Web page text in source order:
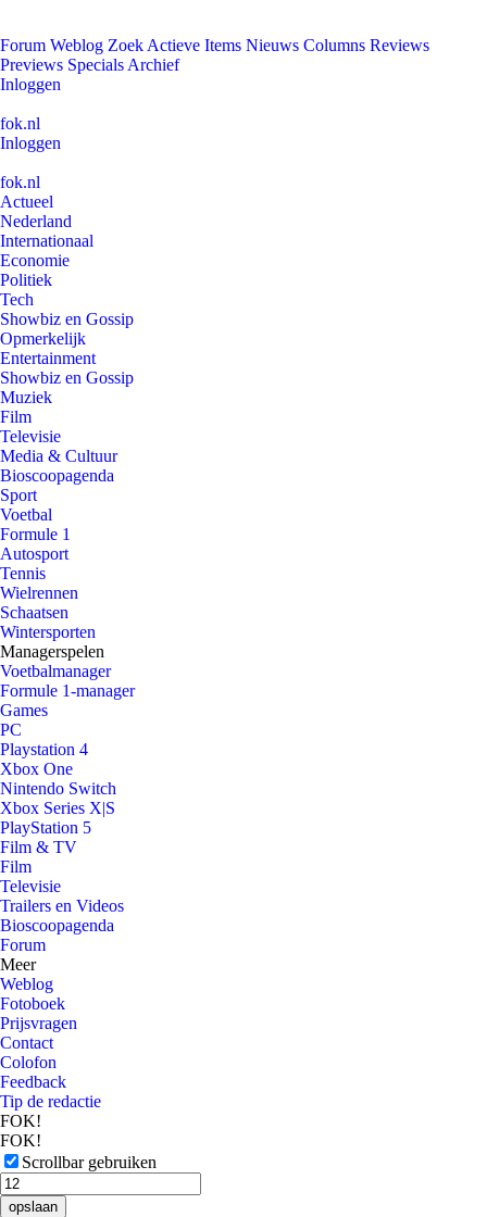
Forum Weblog Zoek Actieve Items Nieuws Columns Reviews
Previews Specials Archief
Inloggen
fok.nl
Inloggen
fok.nl
Actueel
Nederland
Internationaal
Economie
Politiek
Tech
Showbiz en Gossip
Opmerkelijk
Entertainment
Showbiz en Gossip
Muziek
Film
Televisie
Media & Cultuur
Bioscoopagenda
Sport
Voetbal
Formule 1
Autosport
Tennis
Wielrennen
Schaatsen
Wintersporten
Managerspelen
Voetbalmanager
Formule 1-manager
Games
PC
Playstation 4
Xbox One
Nintendo Switch
Xbox Series X|S
PlayStation 5
Film & TV
Film
Televisie
Trailers en Videos
Bioscoopagenda
Forum
Meer
Weblog
Fotoboek
Prijsvragen
Contact
Colofon
Feedback
Tip de redactie
FOK!
FOK!
Scrollbar gebruiken
opslaan